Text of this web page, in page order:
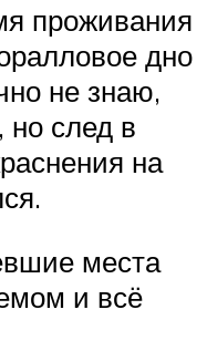
проживания
дно
не знаю,
но след в
на
места
и всё